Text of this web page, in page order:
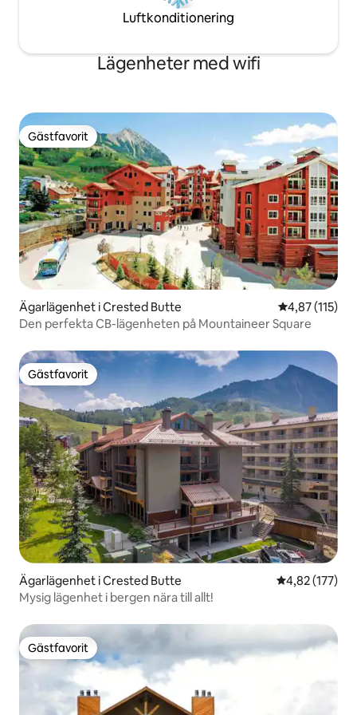
Luftkonditionering
Lägenheter med wifi
Gästfavorit
Gästfavorit
Ägarlägenhet i Crested Butte 4,87 av 5 i
4,87 (115)
Den perfekta CB-lägenheten på Mountaineer Square
Gästfavorit
Gästfavorit
Ägarlägenhet i Crested Butte 4,82 av 5 i
4,82 (177)
Mysig lägenhet i bergen nära till allt!
Gästfavorit
Gästfavorit